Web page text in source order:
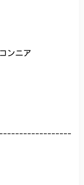
ンニア